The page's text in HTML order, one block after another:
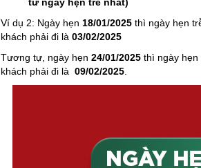
Ví dụ 2: Ngày hẹn 18/01/2025 thì ngày hẹn
khách phải đi là03/02/2025
Tương tự, ngày hẹn24/01/2025 thì ngày
khách phải đi là09/02/2025